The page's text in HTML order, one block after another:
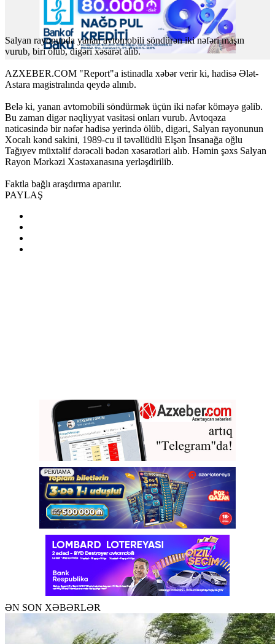
Salyan rayonunda yanan avtomobili söndürən iki nəfəri maşın
vurub, biri ölüb, digəri xəsarət alıb.
AZXEBER.COM "Report"a istinadla xəbər verir ki, hadisə Ələt-
Astara magistralında qeydə alınıb.
Belə ki, yanan avtomobili söndürmək üçün iki nəfər köməyə gəlib.
Bu zaman digər nəqliyyat vasitəsi onları vurub. Avtoqəza
nəticəsində bir nəfər hadisə yerində ölüb, digəri, Salyan rayonunun
Xocalı kənd sakini, 1989-cu il təvəllüdlü Elşən İnsanağa oğlu
Tağıyev müxtəlif dərəcəli bədən xəsarətləri alıb. Həmin şəxs Salyan
Rayon Mərkəzi Xəstəxanasına yerləşdirilib.
Faktla bağlı araşdırma aparılır.
PAYLAŞ
ƏN SON XƏBƏRLƏR